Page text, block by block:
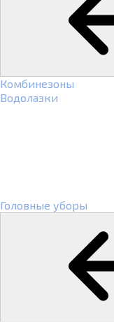
Комбинезоны
Водолазки
Головные уборы